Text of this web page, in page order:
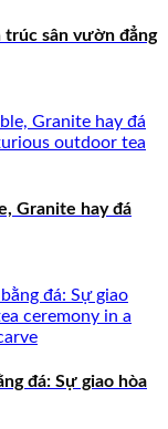
trúc sân vườn đẳng
Granite hay đá
đá: Sự giao hòa